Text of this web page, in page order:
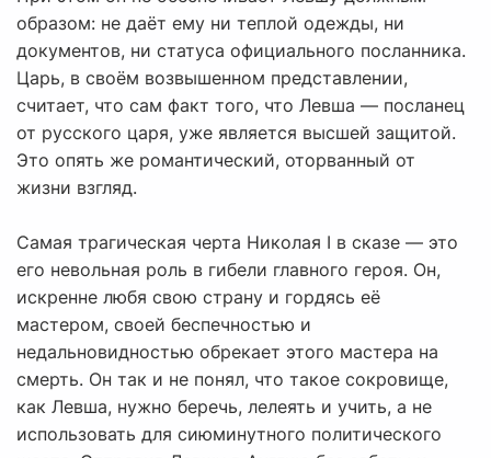
образом: не даёт ему ни теплой одежды, ни
документов, ни статуса официального посланника.
Царь, в своём возвышенном представлении,
считает, что сам факт того, что Левша — посланец
от русского царя, уже является высшей защитой.
Это опять же романтический, оторванный от
жизни взгляд.
Самая трагическая черта Николая I в сказе — это
его невольная роль в гибели главного героя. Он,
искренне любя свою страну и гордясь её
мастером, своей беспечностью и
недальновидностью обрекает этого мастера на
смерть. Он так и не понял, что такое сокровище,
как Левша, нужно беречь, лелеять и учить, а не
использовать для сиюминутного политического